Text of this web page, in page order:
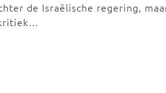
de Israëlische regering,